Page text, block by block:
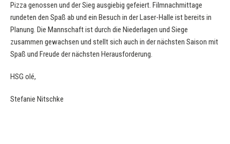
Pizza genossen und der Sieg ausgiebig gefeiert. Filmnachmittage
rundeten den Spaß ab und ein Besuch in der Laser-Halle ist bereits in
Planung. Die Mannschaft ist durch die Niederlagen und Siege
zusammen gewachsen und stellt sich auch in der nächsten Saison mit
Spaß und Freude der nächsten Herausforderung.
HSG olé,
Stefanie Nitschke